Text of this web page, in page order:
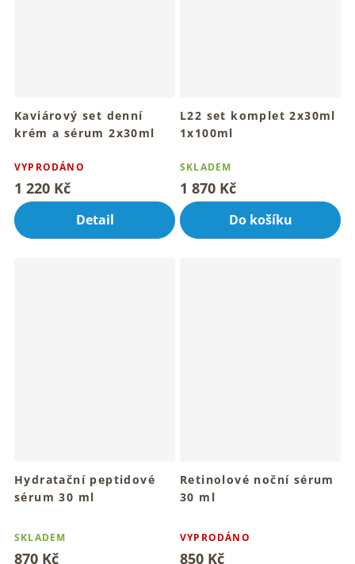
Kaviárový set denní
krém a sérum 2x30ml
VYPRODÁNO
1 220 Kč
Detail
L22 set komplet 2x30ml
1x100ml
SKLADEM
1 870 Kč
Do košíku
Hydratační peptidové
sérum 30 ml
hodnocení
produktu
SKLADEM
870 Kč
Retinolové noční sérum
30 ml
hodnocení
produktu
VYPRODÁNO
850 Kč